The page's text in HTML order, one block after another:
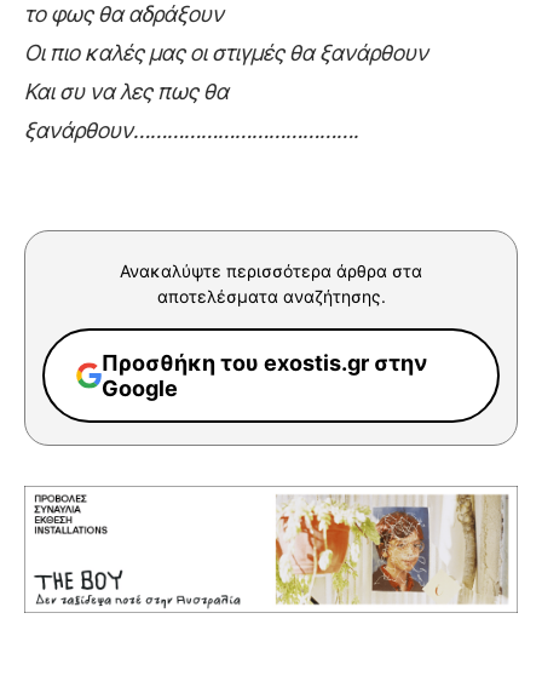
το φως θα αδράξουν
Οι πιο καλές μας οι στιγμές θα ξανάρθουν
Και συ να λες πως θα
ξανάρθουν………………………………….
Ανακαλύψτε περισσότερα άρθρα στα
αποτελέσματα αναζήτησης.
Προσθήκη του exostis.gr στην
Google